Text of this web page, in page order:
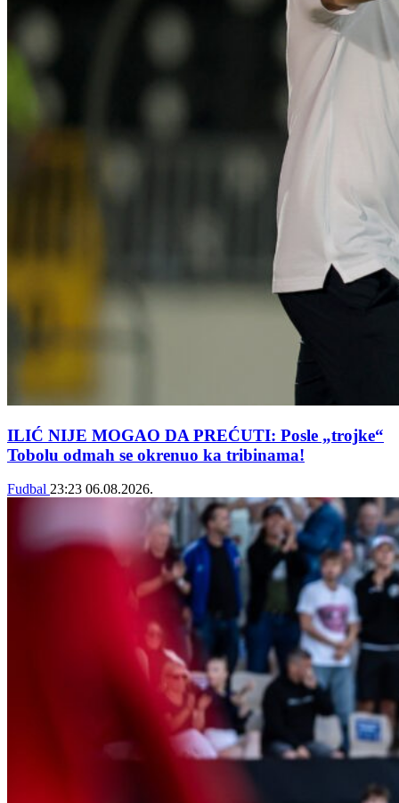
ILIĆ NIJE MOGAO DA PREĆUTI: Posle „trojke“
Tobolu odmah se okrenuo ka tribinama!
Fudbal 23:23 06.08.2026.